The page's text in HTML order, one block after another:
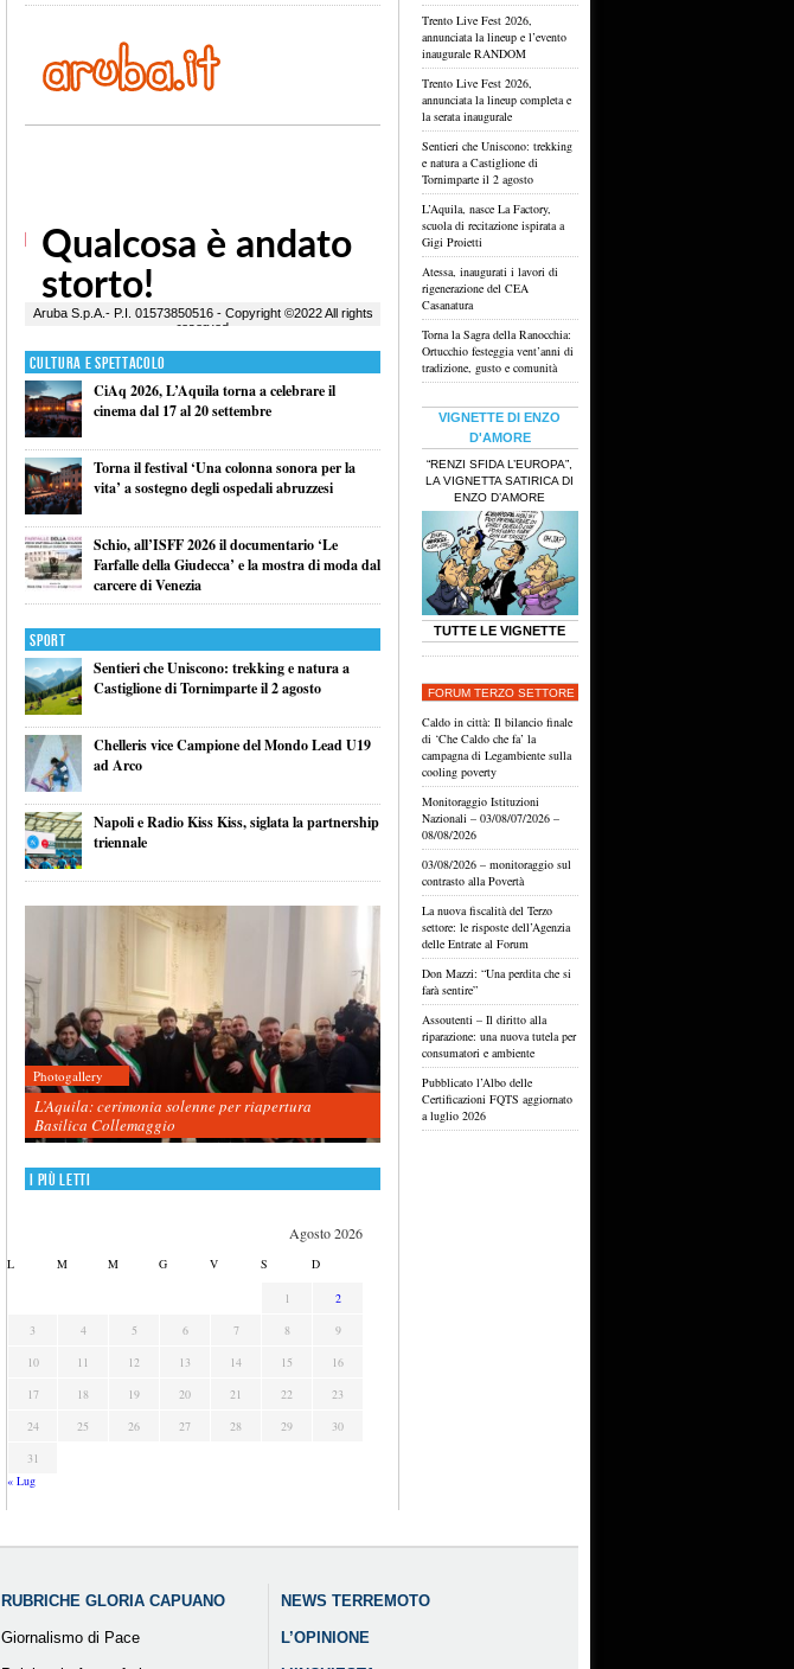
Cultura e Spettacolo
CiAq 2026, L’Aquila torna a celebrare il
cinema dal 17 al 20 settembre
Torna il festival ‘Una colonna sonora per la
vita’ a sostegno degli ospedali abruzzesi
Schio, all’ISFF 2026 il documentario ‘Le
Farfalle della Giudecca’ e la mostra di moda dal
carcere di Venezia
Sport
Sentieri che Uniscono: trekking e natura a
Castiglione di Tornimparte il 2 agosto
Chelleris vice Campione del Mondo Lead U19
ad Arco
Napoli e Radio Kiss Kiss, siglata la partnership
triennale
Photogallery
L’Aquila: cerimonia solenne per riapertura
Basilica Collemaggio
I più letti
Agosto 2026
L M M G V S D
1
2
3
4 5 6 7 8
9
10
11 12 13 14 15
16
17
18 19 20 21 22
23
24
25 26 27 28 29
30
31
« Lug
Trento Live Fest 2026,
annunciata la lineup e l’evento
inaugurale RANDOM
Trento Live Fest 2026,
annunciata la lineup completa e
la serata inaugurale
Sentieri che Uniscono: trekking
e natura a Castiglione di
Tornimparte il 2 agosto
L’Aquila, nasce La Factory,
scuola di recitazione ispirata a
Gigi Proietti
Atessa, inaugurati i lavori di
rigenerazione del CEA
Casanatura
Torna la Sagra della Ranocchia:
Ortucchio festeggia vent’anni di
tradizione, gusto e comunità
VIGNETTE DI ENZO
D'AMORE
“RENZI SFIDA L’EUROPA”,
LA VIGNETTA SATIRICA DI
ENZO D’AMORE
TUTTE LE VIGNETTE
FORUM TERZO SETTORE
Caldo in città: Il bilancio finale
di ‘Che Caldo che fa’ la
campagna di Legambiente sulla
cooling poverty
Monitoraggio Istituzioni
Nazionali – 03/08/07/2026 –
08/08/2026
03/08/2026 – monitoraggio sul
contrasto alla Povertà
La nuova fiscalità del Terzo
settore: le risposte dell’Agenzia
delle Entrate al Forum
Don Mazzi: “Una perdita che si
farà sentire”
Assoutenti – Il diritto alla
riparazione: una nuova tutela per
consumatori e ambiente
Pubblicato l’Albo delle
Certificazioni FQTS aggiornato
a luglio 2026
RUBRICHE GLORIA CAPUANO
Giornalismo di Pace
NEWS TERREMOTO
L’OPINIONE